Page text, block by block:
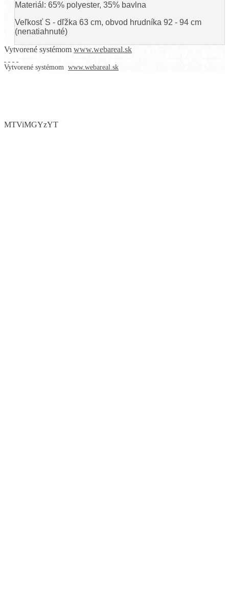
Materiál: 65% polyester, 35% bavlna
Veľkosť S - dľžka 63 cm, obvod hrudníka 92 - 94 cm
(nenatiahnuté)
Vytvorené systémom www.webareal.sk
Vytvorené systémom www.webareal.sk
MTViMGYzYT